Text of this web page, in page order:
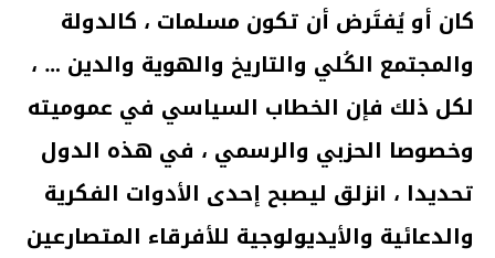
كان أو يُفتَرض أن تكون مسلمات ، كالدولة
والمجتمع الكُلي والتاريخ والهوية والدين … ،
لكل ذلك فإن الخطاب السياسي في عموميته
وخصوصا الحزبي والرسمي ، في هذه الدول
تحديدا ، انزلق ليصبح إحدى الأدوات الفكرية
والدعائية والأيديولوجية للأفرقاء المتصارعين